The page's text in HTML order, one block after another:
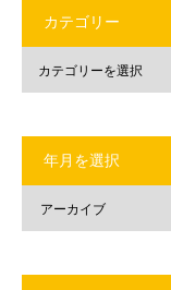
カテゴリー
年月を選択